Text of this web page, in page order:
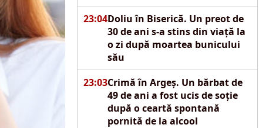
23:04Doliu în Biserică. Un preot de
30 de ani s-a stins din viață la
o zi după moartea bunicului
său
23:03Crimă în Argeș. Un bărbat de
49 de ani a fost ucis de soție
după o ceartă spontană
pornită de la alcool